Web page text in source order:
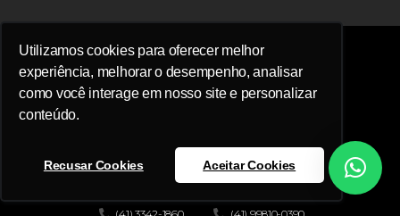
Utilizamos cookies para oferecer melhor
experiência, melhorar o desempenho, analisar
como você interage em nosso site e personalizar
conteúdo.
Recusar Cookies Aceitar Cookies
(41) 3342-1860
(41) 99810-0390